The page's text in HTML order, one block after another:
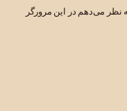
نظر می‌دهم در این مرورگر